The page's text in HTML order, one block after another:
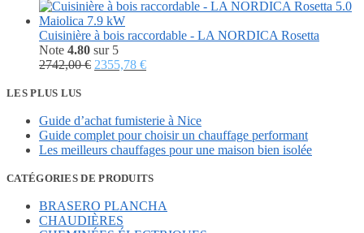
Cuisinière à bois raccordable - LA NORDICA Rosetta
Note 4.80 sur 5
2742,00€ Le
2742,00 €.
2355,78 €Le
2355,78 €.
LES PLUS LUS
Guide d’achat fumisterie à Nice
Guide complet pour choisir un chauffage performant
Les meilleurs chauffages pour une maison bien isolée
CATÉGORIES DE PRODUITS
BRASERO PLANCHA
CHAUDIÈRES